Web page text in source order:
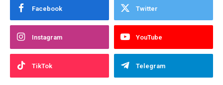
Facebook Twitter
Instagram YouTube
TikTok Telegram